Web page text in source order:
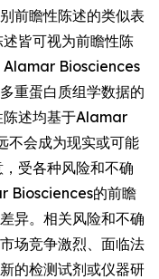
前瞻性陈述的类似表
皆可视为前瞻性陈
Alamar Biosciences
重蛋白质组学数据的
陈述均基于Alamar
不会成为现实或可能
受各种风险和不确
Biosciences的前瞻
异。相关风险和不确
场竞争激烈、面临法
的检测试剂或仪器研